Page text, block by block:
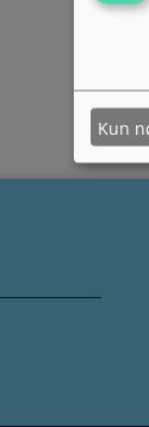
Kun